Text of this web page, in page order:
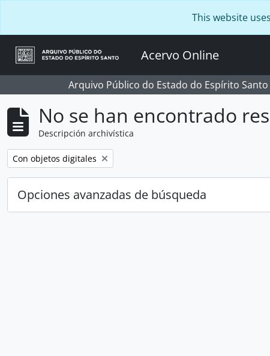
This website
Acervo Online
Arquivo Público do Estado do Espírito Santo
No se han encontrado
Descripción archivística
Remove filter:
Con objetos digitales
Opciones avanzadas de búsqueda